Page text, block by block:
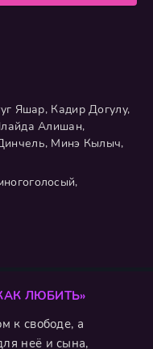
Яшар, Кадир Догулу,
Алишан,
Минэ Кылыч,
ЛЮБИТЬ»
к свободе, а
неё и сына,